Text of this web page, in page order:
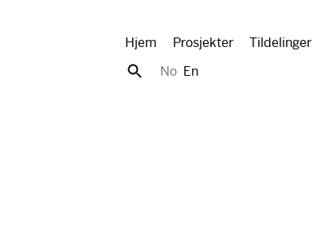
Hjem Prosjekter Tildelinger
No En